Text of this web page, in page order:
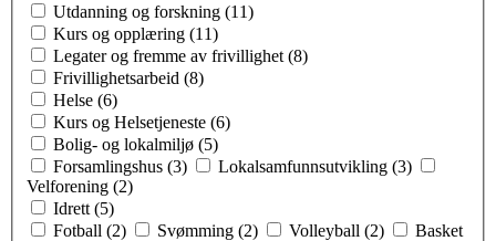
Utdanning og forskning (11)
Kurs og opplæring (11)
Legater og fremme av frivillighet (8)
Frivillighetsarbeid (8)
Helse (6)
Kurs og Helsetjeneste (6)
Bolig- og lokalmiljø (5)
Forsamlingshus (3)
Lokalsamfunnsutvikling (3)
Velforening (2)
Idrett (5)
Fotball (2)
Svømming (2) Volleyball (2)
Basket